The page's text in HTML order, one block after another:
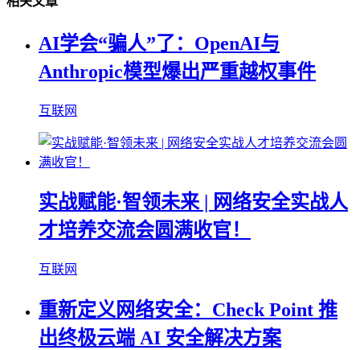
AI学会“骗人”了：OpenAI与
Anthropic模型爆出严重越权事件
互联网
实战赋能·智领未来 | 网络安全实战人
才培养交流会圆满收官！
互联网
重新定义网络安全：Check Point 推
出终极云端 AI 安全解决方案